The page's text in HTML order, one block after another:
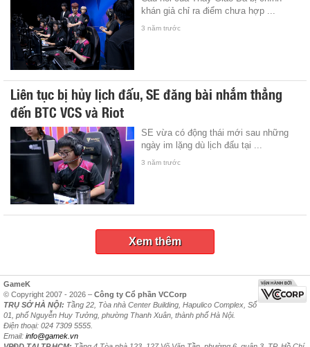
khán giả chỉ ra điểm chưa hợp ...
3 năm trước
Liên tục bị hủy lịch đấu, SE đăng bài nhắm thẳng
đến BTC VCS và Riot
SE vừa có động thái mới sau những
ngày im lặng dù lịch đấu tại ...
3 năm trước
Xem thêm
GameK
© Copyright 2007 - 2026 – Công ty Cổ phần VCCorp
TRỤ SỞ HÀ NỘI: Tầng 22, Tòa nhà Center Building, Hapulico Complex, Số
01, phố Nguyễn Huy Tưởng, phường Thanh Xuân, thành phố Hà Nội.
Điện thoại: 024 7309 5555.
Email: info@gamek.vn